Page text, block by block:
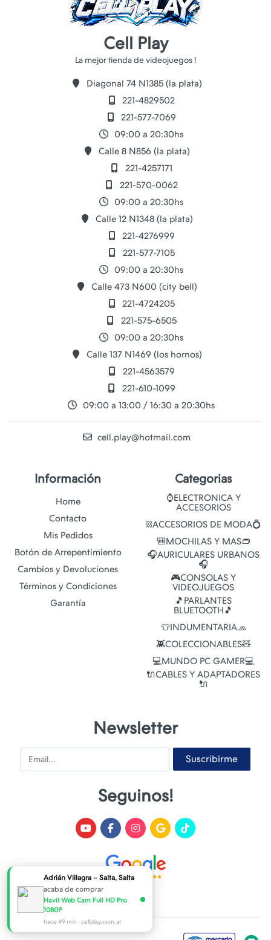
Cell Play
Diagonal 74 N1385 (la plata)
221-4829502
221-577-7069
09:00 a 20:30hs
Calle 8 N856 (la plata)
221-4257171
221-570-0062
09:00 a 20:30hs
Calle 12 N1348 (la plata)
221-4276999
221-577-7105
09:00 a 20:30hs
Calle 473 N600 (city bell)
221-4724205
221-575-6505
09:00 a 20:30hs
Calle 137 N1469 (los hornos)
221-4563579
221-610-1099
09:00 a 13:00 / 16:30 a 20:30hs
cell.play@hotmail.com
Información
Home
Contacto
Mis Pedidos
Botón de Arrepentimiento
Cambios y Devoluciones
Términos y Condiciones
Garantía
Categorias
⌚ELECTRONICA Y
ACCESORIOS
⛓️ACCESORIOS DE MODA💍
🎒MOCHILAS Y MAS👝
🎧AURICULARES URBANOS
🎧
🎮CONSOLAS Y
VIDEOJUEGOS
🎵PARLANTES
BLUETOOTH🎵
👕INDUMENTARIA🧢
👾COLECCIONABLES🧸
💻MUNDO PC GAMER💻
🔌CABLES Y ADAPTADORES
🔌
Newsletter
Email Suscribirme
Seguinos!
Villagra – Salta, Salta
de comprar
Web Cam Full HD Pro
min · cellplay.com.ar